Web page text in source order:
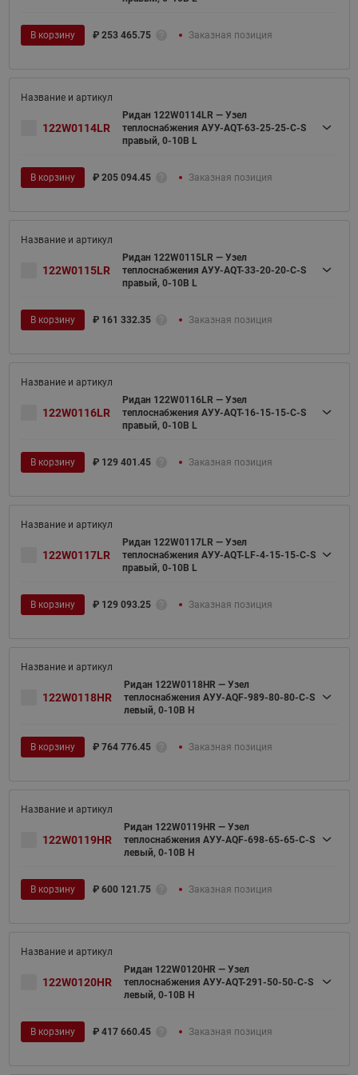
В корзину ₽ 253 465.75 Заказная позиция
122W0114LR
Ридан 122W0114LR — Узел
теплоснабжения АУУ-AQT-63-25-25-C-S
правый, 0-10В L
В корзину ₽ 205 094.45 Заказная позиция
122W0115LR
Ридан 122W0115LR — Узел
теплоснабжения АУУ-AQT-33-20-20-C-S
правый, 0-10В L
В корзину ₽ 161 332.35 Заказная позиция
122W0116LR
Ридан 122W0116LR — Узел
теплоснабжения АУУ-AQT-16-15-15-C-S
правый, 0-10В L
В корзину ₽ 129 401.45 Заказная позиция
122W0117LR
Ридан 122W0117LR — Узел
теплоснабжения АУУ-AQT-LF-4-15-15-C-S
правый, 0-10В L
В корзину ₽ 129 093.25 Заказная позиция
122W0118HR
Ридан 122W0118HR — Узел
теплоснабжения АУУ-AQF-989-80-80-C-S
левый, 0-10В H
В корзину ₽ 764 776.45 Заказная позиция
122W0119HR
Ридан 122W0119HR — Узел
теплоснабжения АУУ-AQF-698-65-65-C-S
левый, 0-10В H
В корзину ₽ 600 121.75 Заказная позиция
122W0120HR
Ридан 122W0120HR — Узел
теплоснабжения АУУ-AQT-291-50-50-C-S
левый, 0-10В H
В корзину ₽ 417 660.45 Заказная позиция